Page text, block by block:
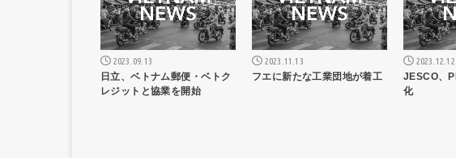
2023.09.13
日立、ベトナム郵便・ベトク
レジットと協業を開始
2023.11.13
フエに新たな工業団地が着工
2023.12.12
JESCO、
化